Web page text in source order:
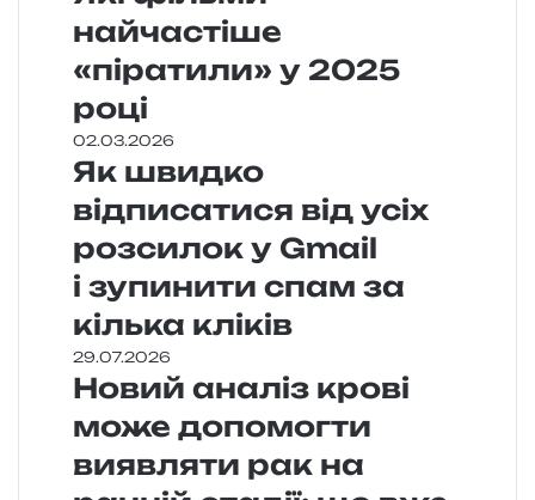
найчастіше
«піратили» у 2025
році
02.03.2026
Як швидко
відписатися від усіх
розсилок у Gmail
і зупинити спам за
кілька кліків
29.07.2026
Новий аналіз крові
може допомогти
виявляти рак на